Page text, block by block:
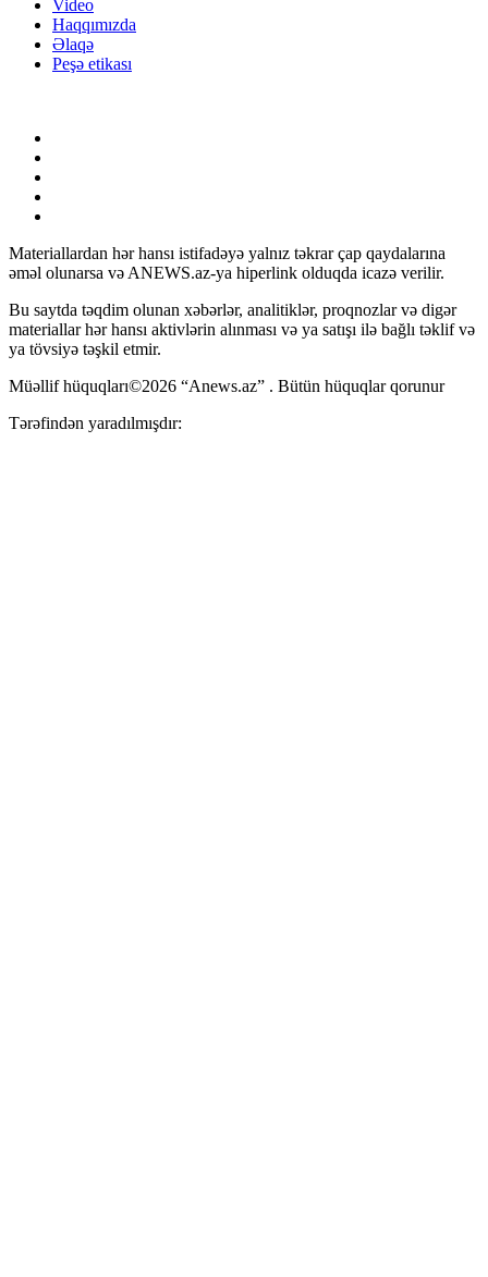
Video
Haqqımızda
Əlaqə
Peşə etikası
Materiallardan hər hansı istifadəyə yalnız təkrar çap qaydalarına
əməl olunarsa və ANEWS.az-ya hiperlink olduqda icazə verilir.
Bu saytda təqdim olunan xəbərlər, analitiklər, proqnozlar və digər
materiallar hər hansı aktivlərin alınması və ya satışı ilə bağlı təklif və
ya tövsiyə təşkil etmir.
Müəllif hüquqları©2026 “Anews.az” . Bütün hüquqlar qorunur
Tərəfindən yaradılmışdır: